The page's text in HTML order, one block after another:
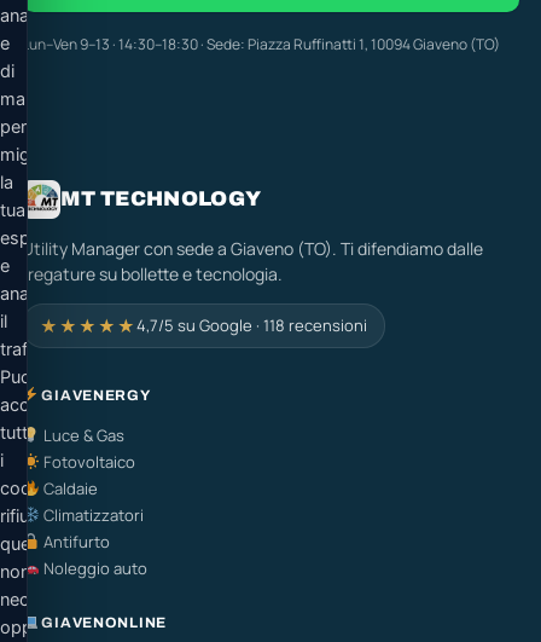
Lun–Ven 9–13 · 14:30–18:30 · Sede: Piazza Ruffinatti 1, 10094 Giaveno (TO)
MT TECHNOLOGY
Utility Manager con sede a Giaveno (TO). Ti difendiamo dalle
fregature su bollette e tecnologia.
★★★★★4,7/5 su Google · 118 recensioni
GIAVENERGY
Luce & Gas
Fotovoltaico
Caldaie
Climatizzatori
Antifurto
Noleggio auto
GIAVENONLINE
analitici
e
di
marketing
per
migliorare
la
tua
esperienza
e
analizzare
il
traffico.
Puoi
accettare
tutti
i
cookie,
rifiutare
quelli
non
necessari
oppure